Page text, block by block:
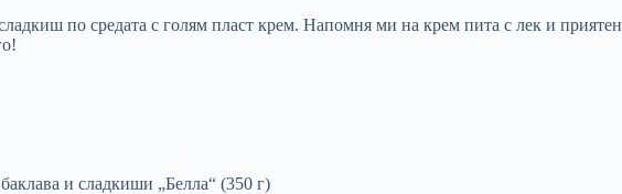
по средата с голям пласт крем. Напомня ми на крем пита с лек и приятен
и сладкиши „Белла“ (350 г)